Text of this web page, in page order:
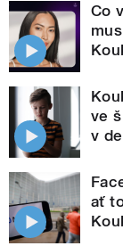
Co
ve
v
ať